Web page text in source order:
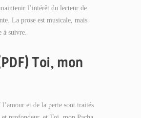
l’intérêt du lecteur de
La prose est musicale, mais
à suivre.
Toi, mon
l’amour et de la perte sont traités